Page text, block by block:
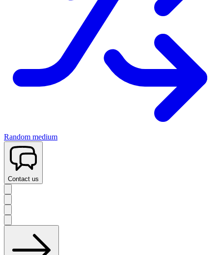
Random medium
Contact us